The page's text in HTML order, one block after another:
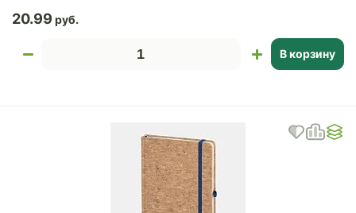
20.99
В корзину